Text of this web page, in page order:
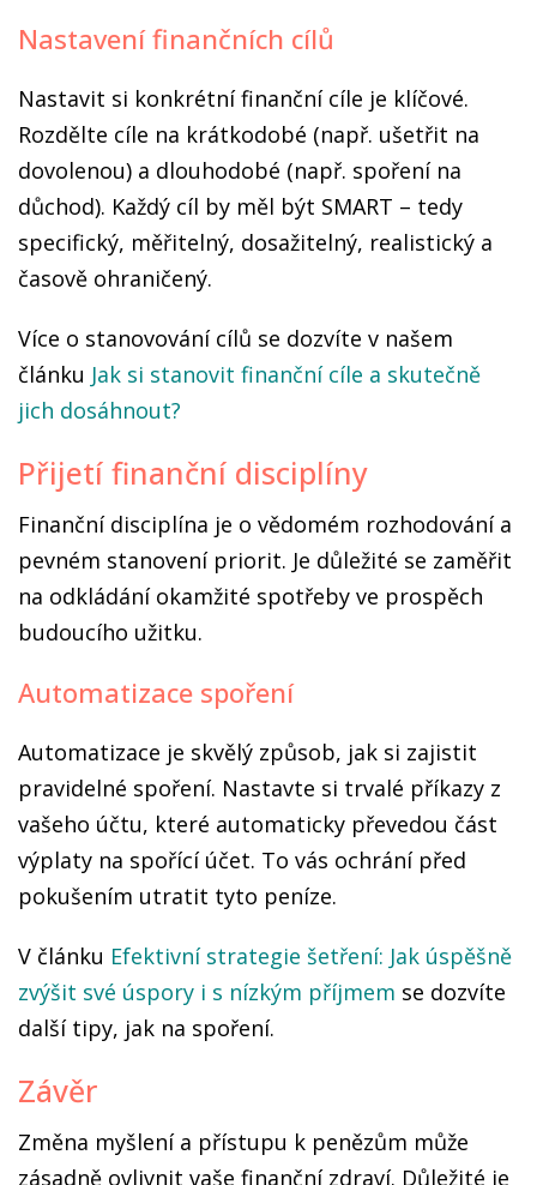
Nastavení finančních cílů
Nastavit si konkrétní finanční cíle je klíčové.
Rozdělte cíle na krátkodobé (např. ušetřit na
dovolenou) a dlouhodobé (např. spoření na
důchod). Každý cíl by měl být SMART – tedy
specifický, měřitelný, dosažitelný, realistický a
časově ohraničený.
Více o stanovování cílů se dozvíte v našem
článku Jak si stanovit finanční cíle a skutečně
jich dosáhnout?
Přijetí finanční disciplíny
Finanční disciplína je o vědomém rozhodování a
pevném stanovení priorit. Je důležité se zaměřit
na odkládání okamžité spotřeby ve prospěch
budoucího užitku.
Automatizace spoření
Automatizace je skvělý způsob, jak si zajistit
pravidelné spoření. Nastavte si trvalé příkazy z
vašeho účtu, které automaticky převedou část
výplaty na spořící účet. To vás ochrání před
pokušením utratit tyto peníze.
V článku Efektivní strategie šetření: Jak úspěšně
zvýšit své úspory i s nízkým příjmem se dozvíte
další tipy, jak na spoření.
Závěr
Změna myšlení a přístupu k penězům může
zásadně ovlivnit vaše finanční zdraví. Důležité je